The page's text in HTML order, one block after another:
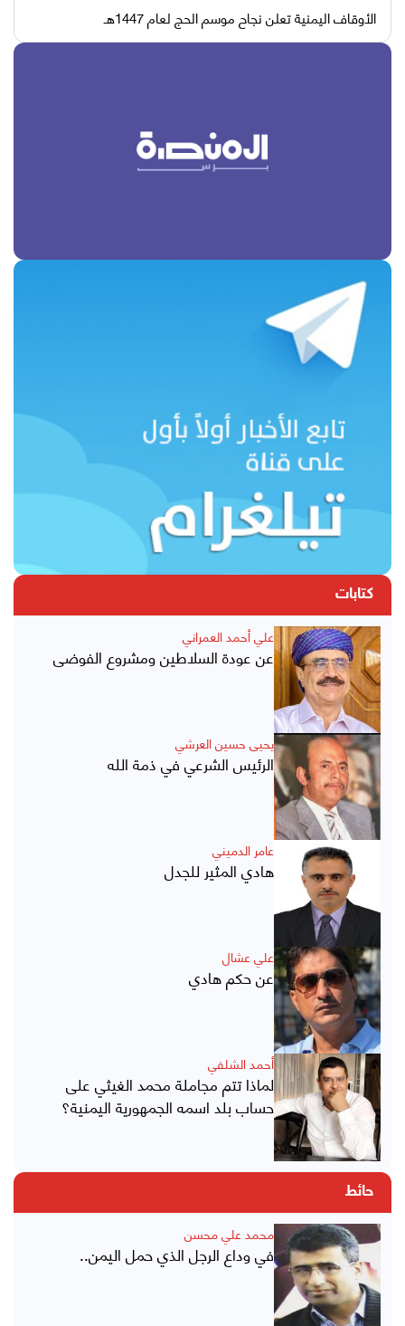
الأوقاف اليمنية تعلن نجاح موسم الحج لعام 1447هـ
كتابات
علي أحمد العمراني
عن عودة السلاطين ومشروع الفوضى
يحيى حسين العرشي
الرئيس الشرعي في ذمة الله
عامر الدميني
هادي المثير للجدل
علي عشال
عن حكم هادي
أحمد الشلفي
لماذا تتم مجاملة محمد الغيثي على
حساب بلد اسمه الجمهورية اليمنية؟
حائط
محمد علي محسن
في وداع الرجل الذي حمل اليمن..